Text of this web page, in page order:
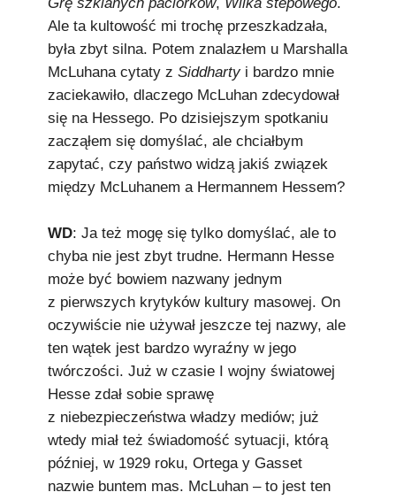
Ale ta kultowość mi trochę przeszkadzała,
była zbyt silna. Potem znalazłem u Marshalla
McLuhana cytaty z Siddhartyi bardzo mnie
zaciekawiło, dlaczego McLuhan zdecydował
się na Hessego. Po dzisiejszym spotkaniu
zacząłem się domyślać, ale chciałbym
zapytać, czy państwo widzą jakiś związek
między McLuhanem a Hermannem Hessem?
WD: Ja też mogę się tylko domyślać, ale to
chyba nie jest zbyt trudne. Hermann Hesse
może być bowiem nazwany jednym
z pierwszych krytyków kultury masowej. On
oczywiście nie używał jeszcze tej nazwy, ale
ten wątek jest bardzo wyraźny w jego
twórczości. Już w czasie I wojny światowej
Hesse zdał sobie sprawę
z niebezpieczeństwa władzy mediów; już
wtedy miał też świadomość sytuacji, którą
później, w 1929 roku, Ortega y Gasset
nazwie buntem mas. McLuhan – to jest ten